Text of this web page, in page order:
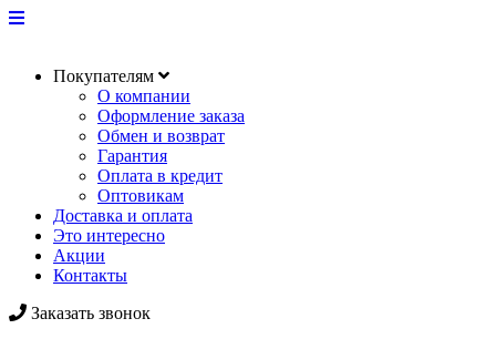
Покупателям
О компании
Оформление заказа
Обмен и возврат
Гарантия
Оплата в кредит
Оптовикам
Доставка и оплата
Это интересно
Акции
Контакты
Заказать звонок